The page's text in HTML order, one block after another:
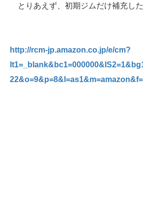
とりあえず、初期ジムだけ補充した
http://rcm-jp.amazon.co.jp/e/cm?